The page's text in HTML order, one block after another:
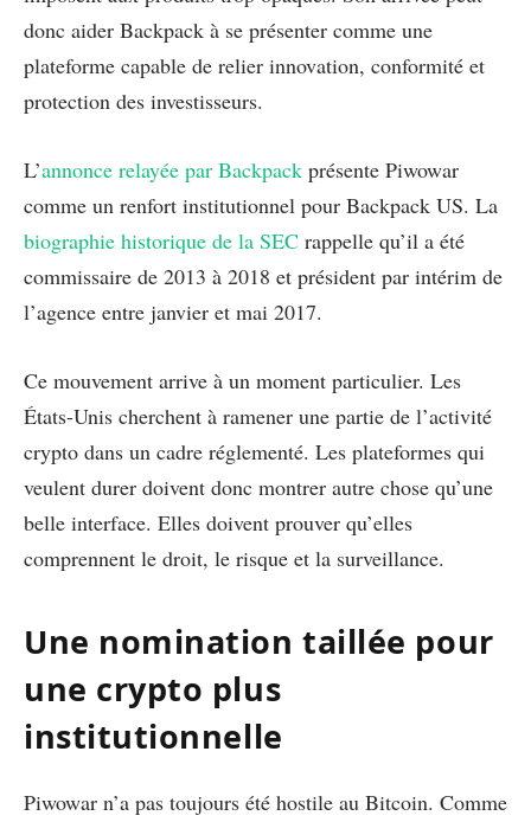
donc aider Backpack à se présenter comme une
plateforme capable de relier innovation, conformité et
protection des investisseurs.
L’annonce relayée par Backpack présente Piwowar
comme un renfort institutionnel pour Backpack US. La
biographie historique de la SEC rappelle qu’il a été
commissaire de 2013 à 2018 et président par intérim de
l’agence entre janvier et mai 2017.
Ce mouvement arrive à un moment particulier. Les
États-Unis cherchent à ramener une partie de l’activité
crypto dans un cadre réglementé. Les plateformes qui
veulent durer doivent donc montrer autre chose qu’une
belle interface. Elles doivent prouver qu’elles
comprennent le droit, le risque et la surveillance.
Une nomination taillée pour
une crypto plus
institutionnelle
Piwowar n’a pas toujours été hostile au Bitcoin. Comme